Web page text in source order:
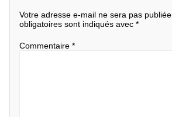
Votre adresse e-mail ne sera pas publiée.
obligatoires sont indiqués avec *
Commentaire *